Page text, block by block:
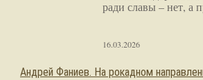
ради славы – нет, а
16.03.2026
Андрей Фаниев. На рокадном